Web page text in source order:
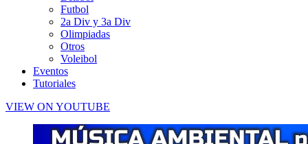
Futbol
2a Div y 3a Div
Olimpiadas
Otros
Voleibol
Eventos
Tutoriales
VIEW ON YOUTUBE